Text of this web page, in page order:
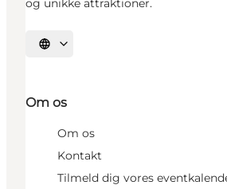
og unikke attraktioner.
Vælg sprog
Om os
Om os
Kontakt
Tilmeld dig vores